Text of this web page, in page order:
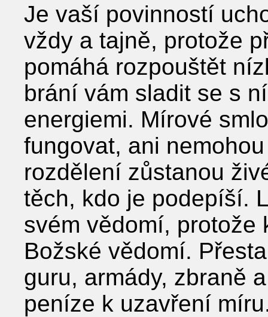
Je vaší povinností
vždy a tajně, protože
pomáhá rozpouštět
brání vám sladit se s
energiemi. Mírové
fungovat, ani
rozdělení zůstanou
těch, kdo je podepíší.
svém vědomí, protože
Božské vědomí.
guru, armády, zbraně
peníze k uzavření